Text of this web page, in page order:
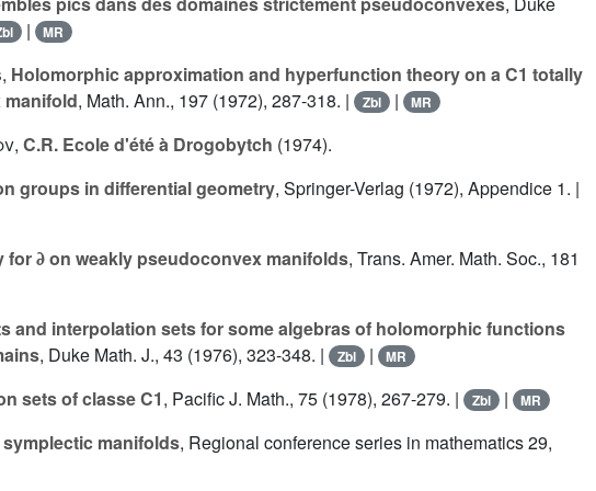
| MR
, Holomorphic approximation and hyperfunction theory on a C1 totally
manifold, Math. Ann., 197 (1972), 287-318. | Zbl | MR
, C.R. Ecole d'été à Drogobytch (1974).
groups in differential geometry, Springer-Verlag (1972), Appendice 1. |
for ∂ on weakly pseudoconvex manifolds, Trans. Amer. Math. Soc., 181
and interpolation sets for some algebras of holomorphic functions
, Duke Math. J., 43 (1976), 323-348. | Zbl | MR
sets of classe C1, Pacific J. Math., 75 (1978), 267-279. | Zbl | MR
manifolds, Regional conference series in mathematics 29,